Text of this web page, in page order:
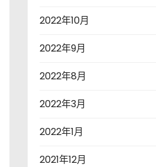
2022年10月
2022年9月
2022年8月
2022年3月
2022年1月
2021年12月